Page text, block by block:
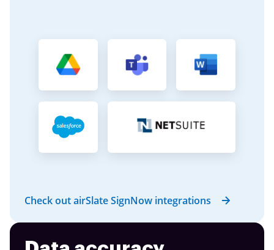
Check out airSlate SignNow integrations